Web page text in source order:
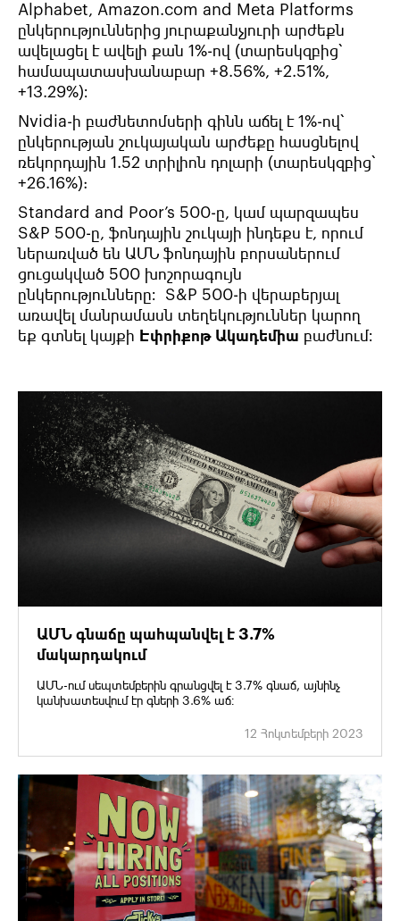
Alphabet, Amazon.com and Meta Platforms
ընկերություններից յուրաքանչյուրի արժեքն
ավելացել է ավելի քան 1%-ով (տարեսկզբից՝
համապատասխանաբար +8.56%, +2.51%,
+13.29%)։
Nvidia-ի բաժնետոմսերի գինն աճել է 1%-ով՝
ընկերության շուկայական արժեքը հասցնելով
ռեկորդային 1.52 տրիլիոն դոլարի (տարեսկզբից՝
+26.16%):
Standard and Poor’s 500-ը, կամ պարզապես
S&P 500-ը, ֆոնդային շուկայի ինդեքս է, որում
ներառված են ԱՄՆ ֆոնդային բորսաներում
ցուցակված 500 խոշորագույն
ընկերությունները։ S&P 500-ի վերաբերյալ
առավել մանրամասն տեղեկություններ կարող
եք գտնել կայքի Էփրիքոթ Ակադեմիա բաժնում։
ԱՄՆ գնաճը պահպանվել է 3.7%
մակարդակում
ԱՄՆ-ում սեպտեմբերին գրանցվել է 3.7% գնաճ, այնինչ
կանխատեսվում էր գների 3.6% աճ։
12 Հոկտեմբերի 2023